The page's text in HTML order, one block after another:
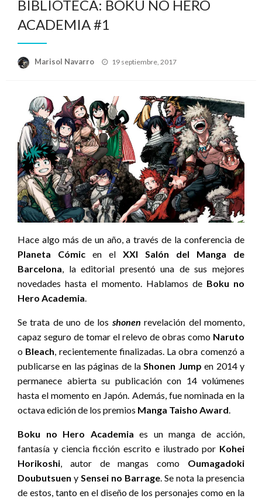
BIBLIOTECA: BOKU NO HERO
ACADEMIA #1
Marisol Navarro
Publicado
19 septiembre, 2017
Hace algo más de un año, a través de la conferencia de
Planeta Cómic en el XXI Salón del Manga de
Barcelona , la editorial presentó una de sus mejores
novedades hasta el momento. Hablamos de Boku no
Hero Academia
Se trata de uno de los shonen revelación del momento,
capaz seguro de tomar el relevo de obras como Naruto
o Bleach , recientemente finalizadas. La obra comenzó a
publicarse en las páginas de la Shonen Jump en 2014 y
permanece abierta su publicación con 14 volúmenes
hasta el momento en Japón. Además, fue nominada en la
octava edición de los premios Manga Taisho Award
Boku no Hero Academia es un manga de acción,
fantasía y ciencia ficción escrito e ilustrado por Kohei
Horikoshi , autor de mangas como Oumagadoki
Doubutsuen y Sensei no Barrage . Se nota la presencia
de estos, tanto en el diseño de los personajes como en la